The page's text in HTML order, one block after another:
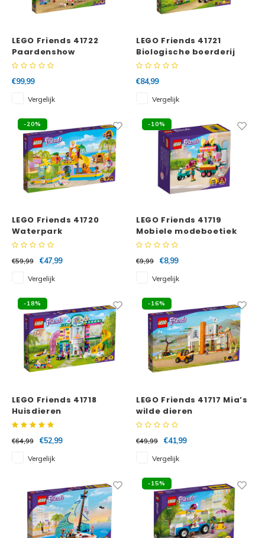
LEGO Friends 41722
Paardenshow
aanhangwagen
€99,99
Vergelijk
LEGO Friends 41721
Biologische boerderij
€84,99
Vergelijk
-20%
LEGO Friends 41720
Waterpark
€59,99
€47,99
Vergelijk
-10%
LEGO Friends 41719
Mobiele modeboetiek
€9,99
€8,99
Vergelijk
-18%
LEGO Friends 41718
Huisdieren
opvangcentrum
€64,99
€52,99
Vergelijk
-16%
LEGO Friends 41717 Mia’s
wilde dieren
bescherming
€49,99
€41,99
Vergelijk
-15%